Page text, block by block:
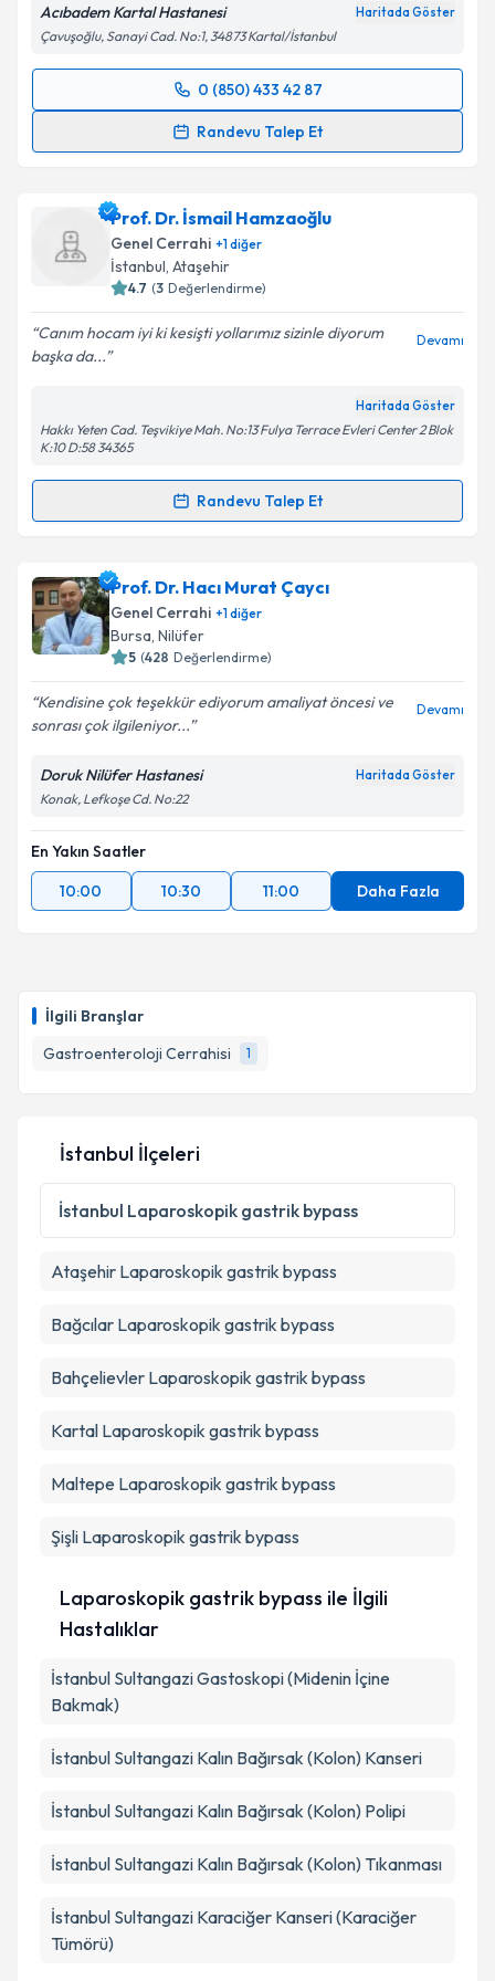
İlgili Branşlar
Gastroenteroloji Cerrahisi
1
Acıbadem Kartal Hastanesi Haritada Göster
Çavuşoğlu, Sanayi Cad. No:1, 34873 Kartal/İstanbul
0 (850) 433 42 87
Randevu Talep Et
Randevu Takvimi Talebi
takvim hazırlandığında e-posta ile bilgilendireceğiz.
E-posta Adresiniz
kapsamda işlenmesini kabul ediyorum.
Takvim Talebini Gönder
Prof. Dr. İsmail Hamzaoğlu
Genel Cerrahi +1diğer
İstanbul, Ataşehir
4.7 (3 Değerlendirme)
Canım hocam iyi ki kesişti yollarımız sizinle diyorum
başka da...
Devamı
Haritada Göster
Hakkı Yeten Cad. Teşvikiye Mah. No:13 Fulya Terrace Evleri Center 2 Blok
K:10 D:58 34365
Randevu Talep Et
Randevu Takvimi Talebi
Prof. Dr. İsmail Hamzaoğlu için randevu takvimi
talebi oluşturun. Size bu uzmandan randevu almanız
için bir takvim hazırlandığında e-posta ile
bilgilendireceğiz.
E-posta Adresiniz
Kişisel verilerimin işlenmesine ilişkin
Metni'ni okudum ve kişisel verilerimin belirtilen
kapsamda işlenmesini kabul ediyorum.
Takvim Talebini Gönder
Prof. Dr. Hacı Murat Çaycı
Genel Cerrahi +1diğer
Bursa, Nilüfer
5 (428 Değerlendirme)
Kendisine çok teşekkür ediyorum amaliyat öncesi ve
sonrası çok ilgileniyor...
Devamı
Doruk Nilüfer Hastanesi Haritada Göster
Konak, Lefkoşe Cd. No:22
En Yakın Saatler
10:00
10:30 11:00 Daha Fazla
İstanbul İlçeleri
İstanbul Laparoskopik gastrik bypass
Ataşehir Laparoskopik gastrik bypass
Bağcılar Laparoskopik gastrik bypass
Bahçelievler Laparoskopik gastrik bypass
Kartal Laparoskopik gastrik bypass
Maltepe Laparoskopik gastrik bypass
Şişli Laparoskopik gastrik bypass
Laparoskopik gastrik bypass ile İlgili
Hastalıklar
İstanbul Sultangazi Gastoskopi (Midenin İçine
Bakmak)
İstanbul Sultangazi Kalın Bağırsak (Kolon) Kanseri
İstanbul Sultangazi Kalın Bağırsak (Kolon) Polipi
İstanbul Sultangazi Kalın Bağırsak (Kolon) Tıkanması
İstanbul Sultangazi Karaciğer Kanseri (Karaciğer
Tümörü)